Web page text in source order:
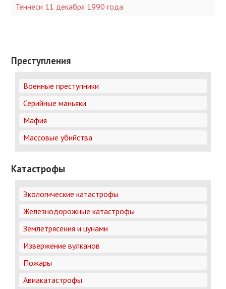
Теннеси 11 декабря 1990 года
Преступления
Военные преступники
Серийные маньяки
Мафия
Массовые убийства
Катастрофы
Экологические катастрофы
Железнодорожные катастрофы
Землетрясения и цунами
Извержение вулканов
Пожары
Авиакатастрофы